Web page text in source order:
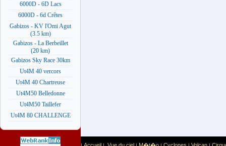
6000D - 6D Lacs
6000D - 6d Crêtes
Gabizos - KV l'Omi Agut
(3.5 km)
Gabizos - La Berbeillet
(20 km)
Gabizos Sky Race 30km
Ut4M 40 vercors
Ut4M 40 Chartreuse
Ut4M50 Belledonne
Ut4M50 Taillefer
Ut4M 80 CHALLENGE